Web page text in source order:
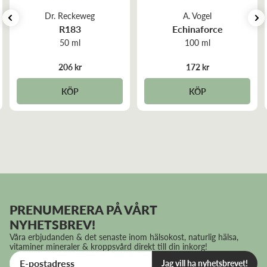
Alltid snabba leveransr från er!
Dr. Reckeweg
R183
50 ml
206 kr
KÖP
A. Vogel
Echinaforce
100 ml
172 kr
KÖP
PRENUMERERA PÅ VÅRT
NYHETSBREV!
Våra erbjudanden & det senaste inom hälsokost, naturlig hälsa,
vitaminer mineraler & kroppsvård direkt till din inkorg!
Jag vill ha nyhetsbrevet!